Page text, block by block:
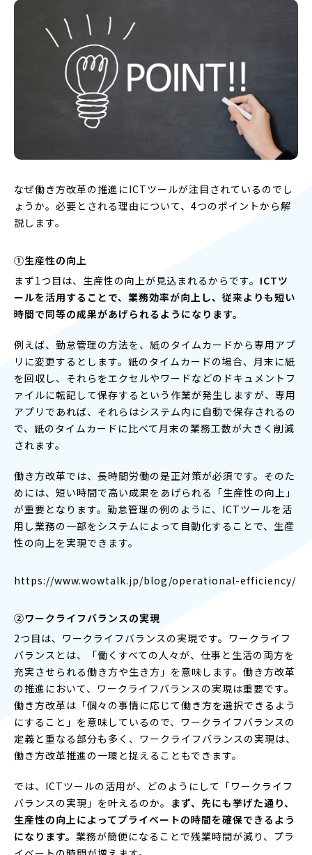
なぜ働き方改革の推進にICTツールが注目されているのでし
ょうか。必要とされる理由について、4つのポイントから解
説します。
①生産性の向上
まず1つ目は、生産性の向上が見込まれるからです。 ICTツ
ールを活用することで、業務効率が向上し、従来よりも短い
時間で同等の成果があげられるようになります。
例えば、勤怠管理の方法を、紙のタイムカードから専用アプ
リに変更するとします。紙のタイムカードの場合、月末に紙
を回収し、それらをエクセルやワードなどのドキュメントフ
ァイルに転記して保存するという作業が発生しますが、専用
アプリであれば、それらはシステム内に自動で保存されるの
で、紙のタイムカードに比べて月末の業務工数が大きく削減
されます。
働き方改革では、長時間労働の是正対策が必須です。そのた
めには、短い時間で高い成果をあげられる「生産性の向上」
が重要となります。勤怠管理の例のように、ICTツールを活
用し業務の一部をシステムによって自動化することで、生産
性の向上を実現できます。
https://www.wowtalk.jp/blog/operational-efficiency/
②ワークライフバランスの実現
2つ目は、ワークライフバランスの実現です。ワークライフ
バランスとは、「働くすべての人々が、仕事と生活の両方を
充実させられる働き方や生き方」を意味します。働き方改革
の推進において、ワークライフバランスの実現は重要です。
働き方改革は「個々の事情に応じて働き方を選択できるよう
にすること」を意味しているので、ワークライフバランスの
定義と重なる部分も多く、ワークライフバランスの実現は、
働き方改革推進の一環と捉えることもできます。
では、ICTツールの活用が、どのようにして「ワークライフ
バランスの実現」を叶えるのか。 まず、先にも挙げた通り、
生産性の向上によってプライベートの時間を確保できるよう
になります。 業務が簡便になることで残業時間が減り、プラ